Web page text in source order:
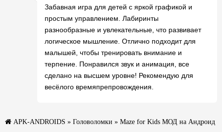
Забавная игра для детей с яркой графикой и
простым управлением. Лабиринты
разнообразные и увлекательные, что развивает
логическое мышление. Отлично подходит для
малышей, чтобы тренировать внимание и
терпение. Понравился звук и анимация, все
сделано на высшем уровне! Рекомендую для
весёлого времяпрепровождения.
APK-ANDROIDS » Головоломки » Maze for Kids МОД на Андроид